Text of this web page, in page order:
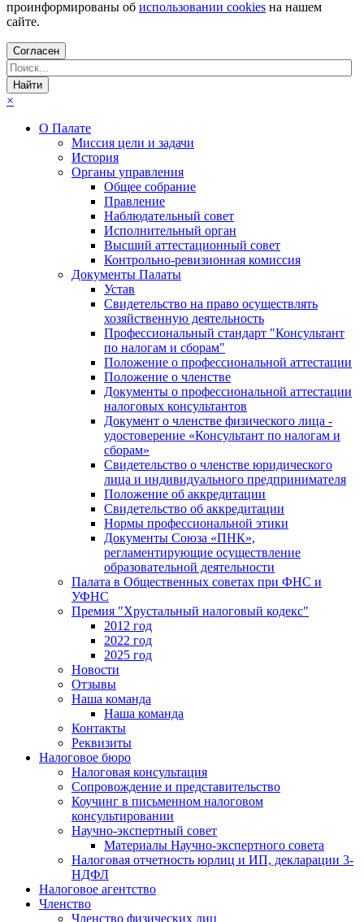
проинформированы об использовании cookies на нашем
сайте.
Согласен
×
О Палате
Миссия цели и задачи
История
Органы управления
Общее собрание
Правление
Наблюдательный совет
Исполнительный орган
Высший аттестационный совет
Контрольно-ревизионная комиссия
Документы Палаты
Устав
Свидетельство на право осуществлять
хозяйственную деятельность
Профессиональный стандарт "Консультант
по налогам и сборам"
Положение о профессиональной аттестации
Положение о членстве
Документы о профессиональной аттестации
налоговых консультантов
Документ о членстве физического лица -
удостоверение «Консультант по налогам и
сборам»
Свидетельство о членстве юридического
лица и индивидуального предпринимателя
Положение об аккредитации
Свидетельство об аккредитации
Нормы профессиональной этики
Документы Союза «ПНК»,
регламентирующие осуществление
образовательной деятельности
Палата в Общественных советах при ФНС и
УФНС
Премия "Хрустальный налоговый кодекс"
2012 год
2022 год
2025 год
Новости
Отзывы
Наша команда
Наша команда
Контакты
Реквизиты
Налоговое бюро
Налоговая консультация
Cопровождение и представительство
Коучинг в письменном налоговом
консультировании
Научно-экспертный совет
Материалы Научно-экспертного совета
Налоговая отчетность юрлиц и ИП, декларации 3-
НДФЛ
Налоговое агентство
Членство
Членство физических лиц